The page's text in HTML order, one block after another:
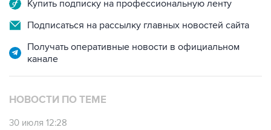
Купить подписку на профессиональную ленту
Подписаться на рассылку главных новостей сайта
Получать оперативные новости в официальном
канале
НОВОСТИ ПО ТЕМЕ
30 июля 12:28